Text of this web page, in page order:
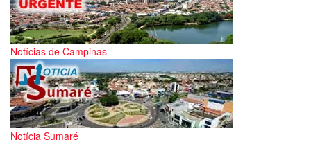
Notícias de Campinas
Notícia Sumaré